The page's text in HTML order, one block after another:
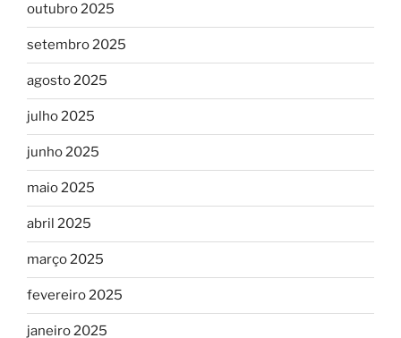
outubro 2025
setembro 2025
agosto 2025
julho 2025
junho 2025
maio 2025
abril 2025
março 2025
fevereiro 2025
janeiro 2025